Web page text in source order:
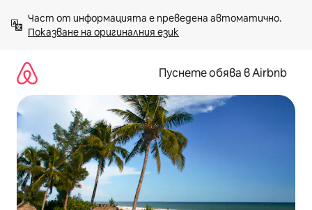
към
съдържанието
Показване на оригиналния език
Пуснете обява в Airbnb